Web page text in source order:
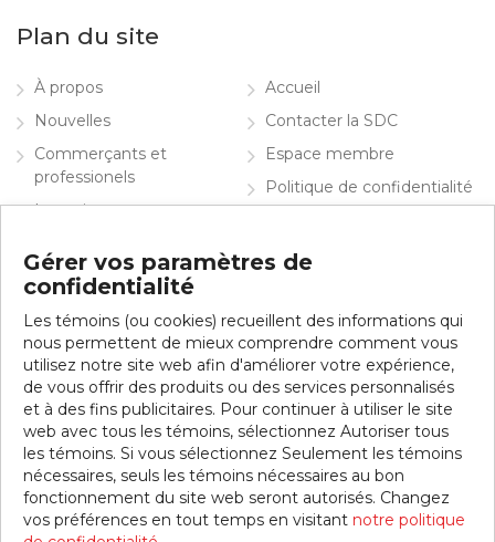
Plan du site
À propos
Nouvelles
Commerçants et
professionels
Investir
Accueil
Contacter la SDC
Espace membre
Politique de confidentialité
Contacter la SDC
Inscrivez-vous à notre infolettre
© 2026 SDC Jean-Talon Est. Tous droits réservés.
Gérer vos paramètres de
confidentialité
Les témoins (ou cookies) recueillent des informations qui
nous permettent de mieux comprendre comment vous
utilisez notre site web afin d'améliorer votre expérience,
de vous offrir des produits ou des services personnalisés
et à des fins publicitaires. Pour continuer à utiliser le site
web avec tous les témoins, sélectionnez Autoriser tous
les témoins. Si vous sélectionnez Seulement les témoins
nécessaires, seuls les témoins nécessaires au bon
fonctionnement du site web seront autorisés. Changez
vos préférences en tout temps en visitant notre politique